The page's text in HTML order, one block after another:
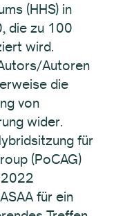
(HHS) in
die zu 100
wird.
Autoren
die
von
wider.
für
(PoCAG)
2022
für ein